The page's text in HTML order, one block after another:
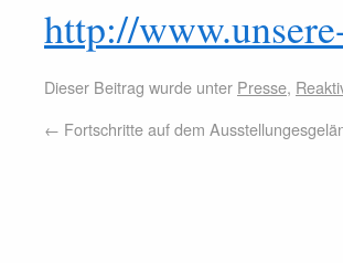
http://
Dieser Beitrag wurde unter Presse,
← Fortschritte auf dem